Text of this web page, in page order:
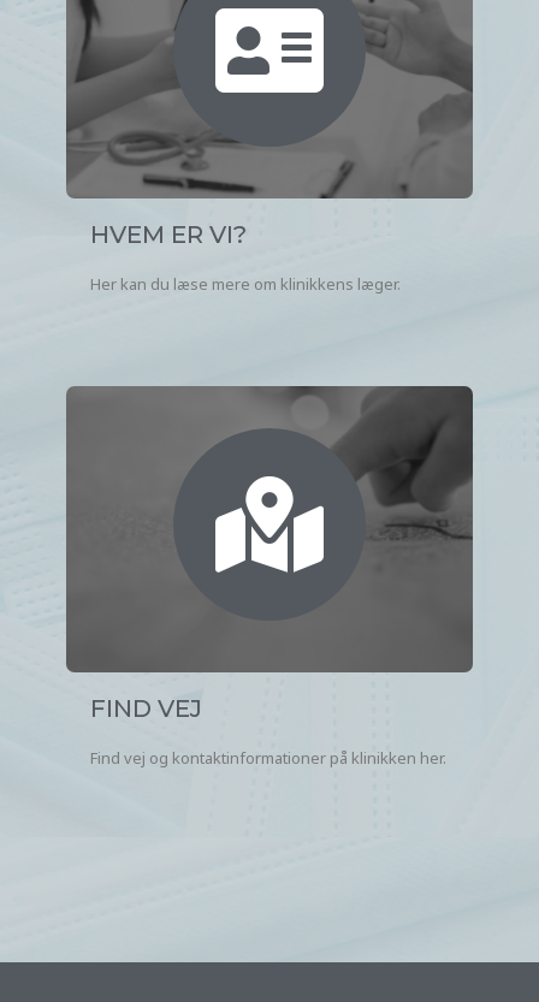
HVEM ER VI?
Her kan du læse mere om klinikkens læger.
FIND VEJ
Find vej og kontaktinformationer på klinikken her.